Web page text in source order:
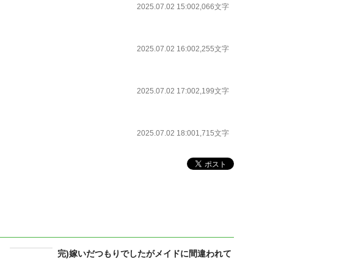
2025.07.02 15:002,066文字
2025.07.02 16:002,255文字
2025.07.02 17:002,199文字
2025.07.02 18:001,715文字
完)嫁いだつもりでしたがメイドに間違われて